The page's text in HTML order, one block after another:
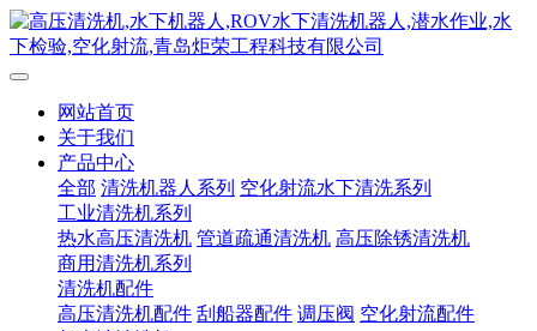
网站首页
关于我们
产品中心
全部 清洗机器人系列 空化射流水下清洗系列
工业清洗机系列
热水高压清洗机 管道疏通清洗机 高压除锈清洗机
商用清洗机系列
清洗机配件
高压清洗机配件 刮船器配件 调压阀 空化射流配件